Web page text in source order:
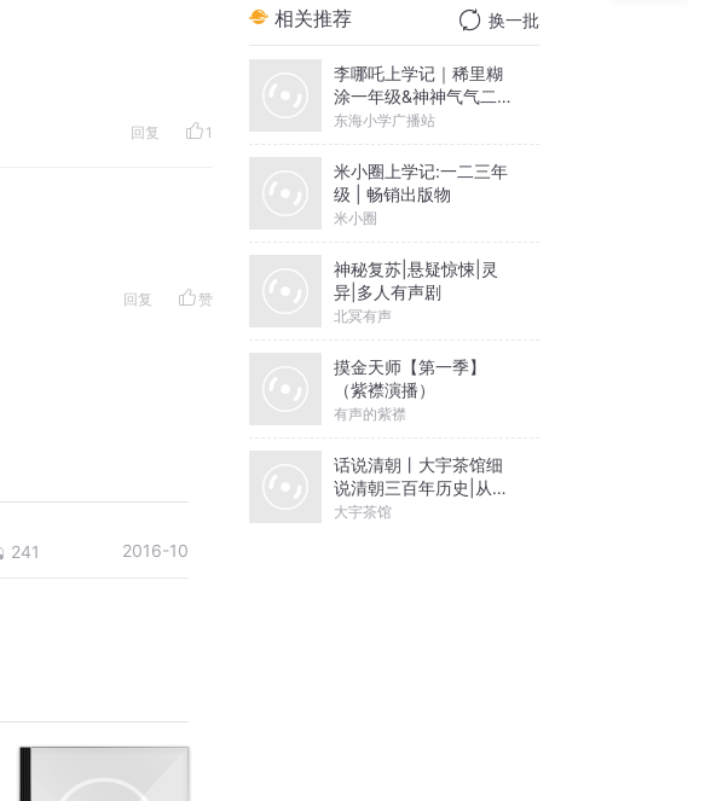
回复 1
回复 赞
241 2016-10
相关推荐 换一批
李哪吒上学记｜稀里糊
涂一年级&神神气气二年
级
东海小学广播站
米小圈上学记:一二三年
级 | 畅销出版物
米小圈
神秘复苏|悬疑惊悚|灵
异|多人有声剧
北冥有声
摸金天师【第一季】
（紫襟演播）
有声的紫襟
话说清朝丨大宇茶馆细
说清朝三百年历史|从努
尔哈赤到末代皇帝溥仪|
大宇茶馆